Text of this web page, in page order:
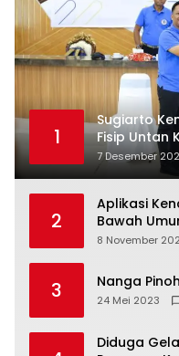
1
Sugiarto
Fisip Untan
7 Desember
2
Aplikasi
Bawah
8 November
3 Nanga
24 Mei 2023
Diduga